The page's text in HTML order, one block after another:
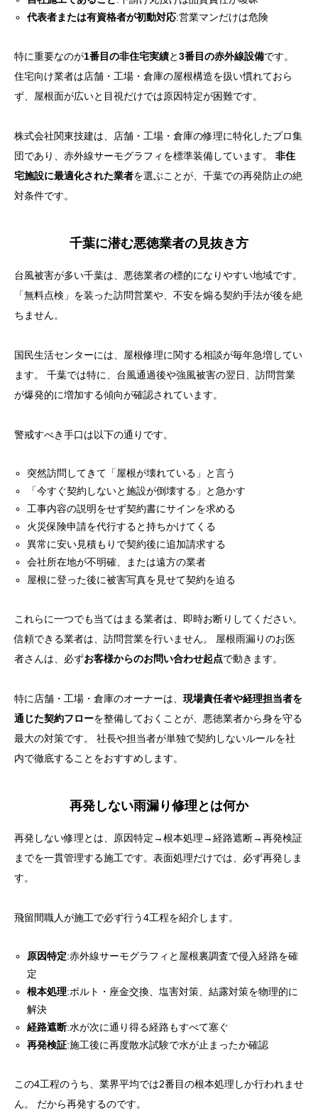
代表者または有資格者が初動対応:営業マンだけは危険
特に重要なのが1番目の非住宅実績と3番目の赤外線設備です。
住宅向け業者は店舗・工場・倉庫の屋根構造を扱い慣れておら
ず、屋根面が広いと目視だけでは原因特定が困難です。
株式会社関東技建は、店舗・工場・倉庫の修理に特化したプロ集
団であり、赤外線サーモグラフィを標準装備しています。 非住
宅施設に最適化された業者を選ぶことが、千葉での再発防止の絶
対条件です。
千葉に潜む悪徳業者の見抜き方
台風被害が多い千葉は、悪徳業者の標的になりやすい地域です。
「無料点検」を装った訪問営業や、不安を煽る契約手法が後を絶
ちません。
国民生活センターには、屋根修理に関する相談が毎年急増してい
ます。 千葉では特に、台風通過後や強風被害の翌日、訪問営業
が爆発的に増加する傾向が確認されています。
警戒すべき手口は以下の通りです。
突然訪問してきて「屋根が壊れている」と言う
「今すぐ契約しないと施設が倒壊する」と急かす
工事内容の説明をせず契約書にサインを求める
火災保険申請を代行すると持ちかけてくる
異常に安い見積もりで契約後に追加請求する
会社所在地が不明確、または遠方の業者
屋根に登った後に被害写真を見せて契約を迫る
これらに一つでも当てはまる業者は、即時お断りしてください。
信頼できる業者は、訪問営業を行いません。 屋根雨漏りのお医
者さんは、必ずお客様からのお問い合わせ起点で動きます。
特に店舗・工場・倉庫のオーナーは、 現場責任者や経理担当者を
通じた契約フローを整備しておくことが、悪徳業者から身を守る
最大の対策です。 社長や担当者が単独で契約しないルールを社
内で徹底することをおすすめします。
再発しない雨漏り修理とは何か
再発しない修理とは、原因特定→根本処理→経路遮断→再発検証
までを一貫管理する施工です。表面処理だけでは、必ず再発しま
す。
飛留間職人が施工で必ず行う4工程を紹介します。
原因特定:赤外線サーモグラフィと屋根裏調査で侵入経路を確
定
根本処理:ボルト・座金交換、塩害対策、結露対策を物理的に
解決
経路遮断:水が次に通り得る経路もすべて塞ぐ
再発検証:施工後に再度散水試験で水が止まったか確認
この4工程のうち、業界平均では2番目の根本処理しか行われませ
ん。 だから再発するのです。